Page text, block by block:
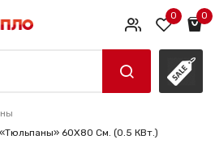
0 0
60X80 См. (0.5 КВт.)